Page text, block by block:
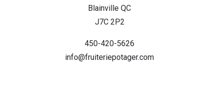
Blainville QC
J7C 2P2
450-420-5626
info@fruiteriepotager.com